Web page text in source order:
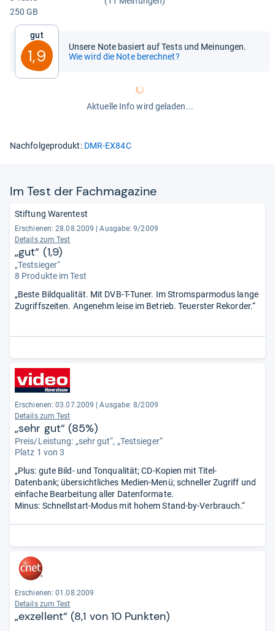
250 GB
Gut
1,9
Unsere Note basiert auf Tests und Meinungen.
Wie wird die Note berechnet?
Aktuelle Info wird geladen...
Nachfolgeprodukt: DMR-EX84C
Im Test der Fach­ma­ga­zine
Stiftung Warentest
Erschienen: 28.08.2009
Ausgabe: 9/2009
Details zum Test
„gut“ (1,9)
„Testsieger“
8 Produkte im Test
„Beste Bildqualität. Mit DVB-T-Tuner. Im Stromsparmodus lange
Zugriffszeiten. Angenehm leise im Betrieb. Teuerster Rekorder.“
Erschienen: 03.07.2009
Ausgabe: 8/2009
Details zum Test
„sehr gut“ (85%)
Preis/Leistung: „sehr gut“, „Testsieger“
Platz 1 von 3
„Plus: gute Bild- und Tonqualität; CD-Kopien mit Titel-
Datenbank; übersichtliches Medien-Menü; schneller Zugriff und
einfache Bearbeitung aller Datenformate.
Minus: Schnellstart-Modus mit hohem Stand-by-Verbrauch.“
Erschienen: 01.08.2009
Details zum Test
„exzellent“ (8,1 von 10 Punkten)